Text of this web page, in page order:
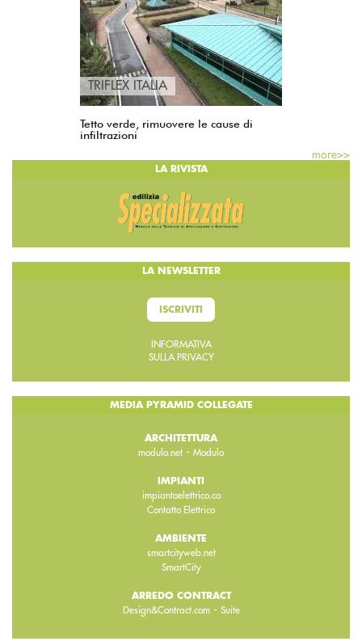
TRIFLEX ITALIA
Tetto verde, rimuovere le cause di
infiltrazioni
more>>
LA RIVISTA
LA NEWSLETTER
ISCRIVITI
INFORMATIVA
SULLA PRIVACY
MEDIA PYRAMID COLLEGATE
ARCHITETTURA
modulo.net - Modulo
IMPIANTI
impiantoelettrico.co
Contatto Elettrico
AMBIENTE
smartcityweb.net
SmartCity
ARREDO CONTRACT
Design&Contract.com- Suite